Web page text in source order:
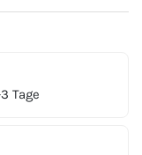
Tage